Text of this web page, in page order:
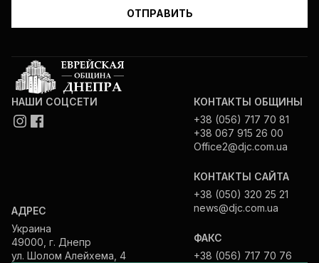
НАШИ СОЦСЕТИ
АДРЕС
Украина
49000, г. Днепр
ул. Шолом Алейхема, 4
КОНТАКТЫ ОБЩИНЫ
+38 (056) 717 70 81
+38 067 915 26 00
Office2@djc.com.ua
КОНТАКТЫ САЙТА
+38 (050) 320 25 21
news@djc.com.ua
ФАКС
+38 (056) 717 70 76